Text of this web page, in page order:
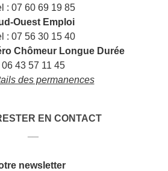
: 07 60 69 19 85
Ouest Emploi
: 07 56 30 15 40
Chômeur Longue Durée
06 43 57 11 45
des permanences
EN CONTACT
newsletter